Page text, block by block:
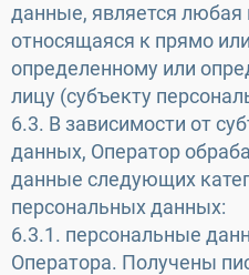
данные, является
относящаяся к прямо
определенному или
лицу (субъекту
6.3. В зависимости от
данных, Оператор
данные следующих
персональных данных:
6.3.1. персональные
Оператора. Получены